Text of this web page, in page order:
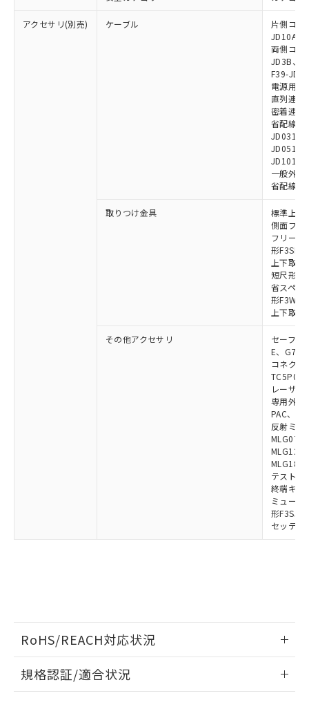
アクセサリ(別売) ケーブル
片側コネ
JD10A、
両側コネ
JD3B、
F39-
電源用ケ
直列連結
密着連結
省配線用
一般外部
省配線コ
取りつけ金具
標準上下
側面フラ
フリーロ
形F3SN
上下取
短尺形
省スペー
形F3W-
上下取
その他アクセサリ
セーフテ
E、G7S-
コネクタ
TC5P01
レーザポ
専用外部
PAC、
反射ミラ
テストロ
終端キャ
ミューテ
形F3SJ
セッティ
RoHS/REACH対応状況
F3SJ-A1655N20のRoHS対応状況については、営業部門もし
規格認証/適合状況
既に当社にて対応品への在庫切替を完了